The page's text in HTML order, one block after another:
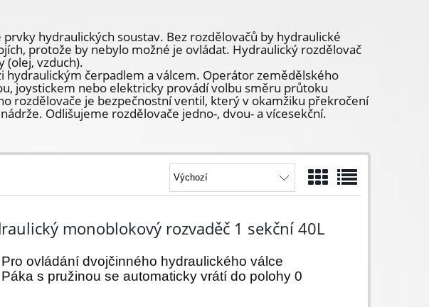
hydraulických soustav. Bez rozdělovačů by hydraulické
protože by nebylo možné je ovládat. Hydraulický rozdělovač
(olej, vzduch).
hydraulickým čerpadlem a válcem. Operátor zemědělského
joystickem nebo elektricky provádí volbu směru průtoku
rozdělovače je bezpečnostní ventil, který v okamžiku překročení
Odlišujeme rozdělovače jedno-, dvou- a vícesekční.
monoblokový rozvaděč 1 sekční 40L
Pro ovládání dvojčinného hydraulického válce
Páka s pružinou se automaticky vrátí do polohy 0